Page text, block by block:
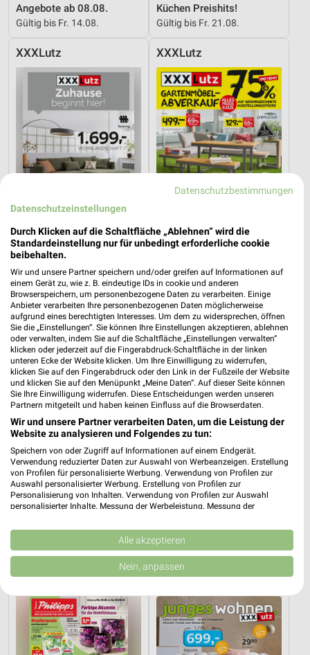
Angebote ab 08.08.
Gültig bis Fr. 14.08.
Küchen Preishits!
Gültig bis Fr. 21.08.
XXXLutz
Musterring
Gültig bis Fr. 14.08.
XXXLutz
Gartenmöbel-Abverkauf
Gültig bis Fr. 28.08.
XXXLutz
Wohnideen so individuell wie du!
Gültig bis Fr. 14.08.
XXXLutz
Angebote ab 08.08.
Gültig bis Fr. 21.08.
Datenschutzbestimmungen
Datenschutzeinstellungen
Durch Klicken auf die Schaltfläche „Ablehnen“ wird die
Standardeinstellung nur für unbedingt erforderliche cookie
beibehalten.
Wir und unsere Partner speichern und/oder greifen auf Informationen auf
einem Gerät zu, wie z. B. eindeutige IDs in cookie und anderen
Browserspeichern, um personenbezogene Daten zu verarbeiten. Einige
Anbieter verarbeiten Ihre personenbezogenen Daten möglicherweise
aufgrund eines berechtigten Interesses. Um dem zu widersprechen, öffnen
Sie die „Einstellungen“. Sie können Ihre Einstellungen akzeptieren, ablehnen
oder verwalten, indem Sie auf die Schaltfläche „Einstellungen verwalten“
klicken oder jederzeit auf die Fingerabdruck-Schaltfläche in der linken
unteren Ecke der Website klicken. Um Ihre Einwilligung zu widerrufen,
klicken Sie auf den Fingerabdruck oder den Link in der Fußzeile der Website
und klicken Sie auf den Menüpunkt „Meine Daten“. Auf dieser Seite können
Sie Ihre Einwilligung widerrufen. Diese Entscheidungen werden unseren
Partnern mitgeteilt und haben keinen Einfluss auf die Browserdaten.
Wir und unsere Partner verarbeiten Daten, um die Leistung der
Website zu analysieren und Folgendes zu tun:
Speichern von oder Zugriff auf Informationen auf einem Endgerät.
Verwendung reduzierter Daten zur Auswahl von Werbeanzeigen. Erstellung
von Profilen für personalisierte Werbung. Verwendung von Profilen zur
Auswahl personalisierter Werbung. Erstellung von Profilen zur
Personalisierung von Inhalten. Verwendung von Profilen zur Auswahl
personalisierter Inhalte. Messung der Werbeleistung. Messung der
Kombinationen von Daten aus verschiedenen Quellen. Entwicklung und
Verbesserung der Angebote. Verwendung reduzierter Daten zur Auswahl
von Inhalten.
Daten können außerhalb der Europäischen Union weitergegeben und in die
USA gesendet werden.
Website/App.
Partnerliste anzeigen (1 IAB-Anbieter)
Wir nutzen Ihre Daten für folgende Zwecke:
IAB-Verarbeitungszwecke:
Alle akzeptieren
Nein, anpassen